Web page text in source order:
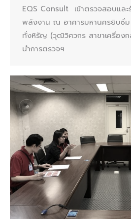
EQS Consult เข้าตรวจสอบและ
พลังงาน ณ อาคารมหานครยิบซั่
ทั่งหิรัญ (วุฒิวิศวกร สาขาเครื่อง
นำการตรวจฯ